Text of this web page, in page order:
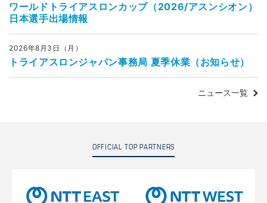
ワールドトライアスロンカップ（2026/アスンシオン）
日本選手出場情報
2026年8月3日（月）
トライアスロンジャパン事務局 夏季休業（お知らせ）
ニュース一覧
OFFICIAL TOP PARTNERS